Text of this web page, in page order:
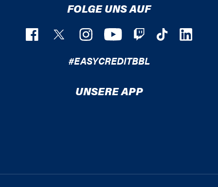
FOLGE UNS AUF
#EASYCREDITBBL
UNSERE APP